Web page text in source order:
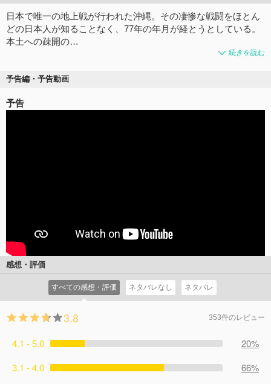
日本で唯一の地上戦が行われた沖縄。その凄惨な戦闘をほとん
どの日本人が知ることなく、77年の年月が経とうとしている。
本土への疎開の…
続きを読む
予告編・予告動画
予告
感想・評価
すべての感想・評価 ネタバレなし ネタバレ
3.8 353件のレビュー
4.1 - 5.0
20%
3.1 - 4.0
66%